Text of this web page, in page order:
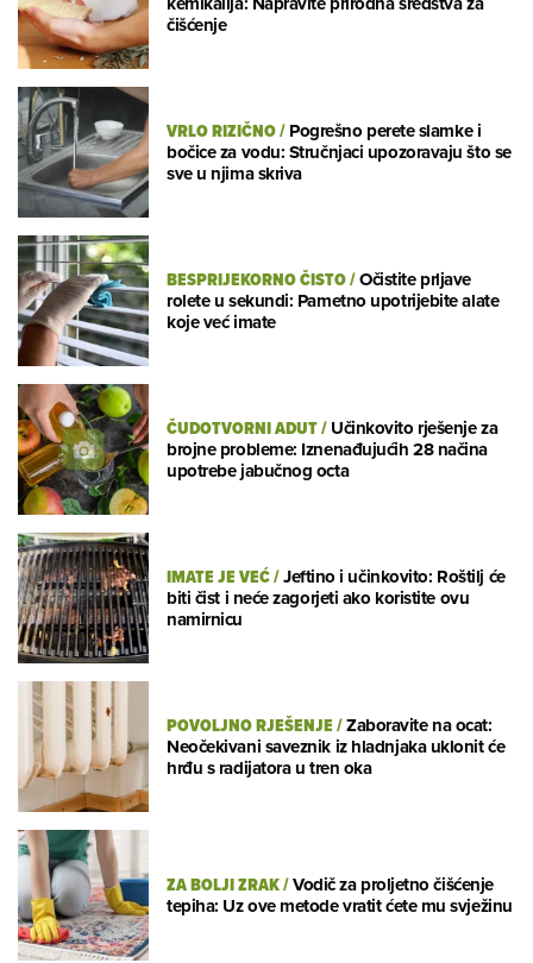
čišćenje
VRLO RIZIČNO/Pogrešno perete slamke i
bočice za vodu: Stručnjaci upozoravaju što se
sve u njima skriva
BESPRIJEKORNO ČISTO/Očistite prljave
rolete u sekundi: Pametno upotrijebite alate
koje već imate
ČUDOTVORNI ADUT/Učinkovito rješenje za
brojne probleme: Iznenađujućih 28 načina
upotrebe jabučnog octa
IMATE JE VEĆ/Jeftino i učinkovito: Roštilj će
biti čist i neće zagorjeti ako koristite ovu
namirnicu
POVOLJNO RJEŠENJE/Zaboravite na ocat:
Neočekivani saveznik iz hladnjaka uklonit će
hrđu s radijatora u tren oka
ZA BOLJI ZRAK/Vodič za proljetno čišćenje
tepiha: Uz ove metode vratit ćete mu svježinu